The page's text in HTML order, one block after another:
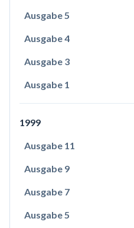
Ausgabe 5
Ausgabe 4
Ausgabe 3
Ausgabe 1
1999
Ausgabe 11
Ausgabe 9
Ausgabe 7
Ausgabe 5